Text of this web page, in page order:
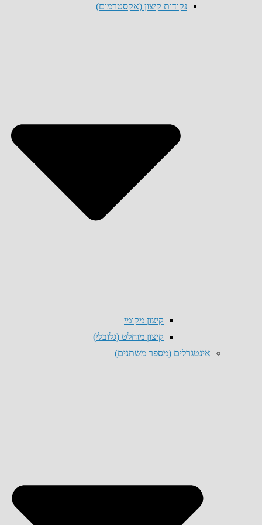
נקודות קיצון (אקסטרמום)
קיצון מקומי
קיצון מוחלט (גלובלי)
אינטגרלים (מספר משתנים)